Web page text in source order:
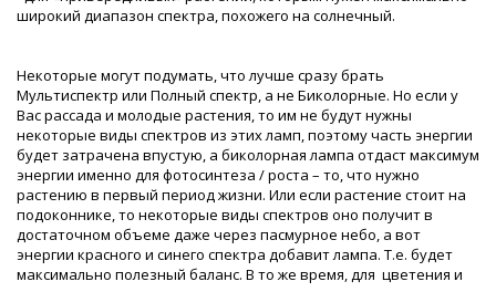
широкий диапазон спектра, похожего на солнечный.
Некоторые могут подумать, что лучше сразу брать
Мультиспектр или Полный спектр, а не Биколорные. Но если у
Вас рассада и молодые растения, то им не будут нужны
некоторые виды спектров из этих ламп, поэтому часть энергии
будет затрачена впустую, а биколорная лампа отдаст максимум
энергии именно для фотосинтеза / роста – то, что нужно
растению в первый период жизни. Или если растение стоит на
подоконнике, то некоторые виды спектров оно получит в
достаточном объеме даже через пасмурное небо, а вот
энергии красного и синего спектра добавит лампа. Т.е. будет
максимально полезный баланс. В то же время, для цветения и